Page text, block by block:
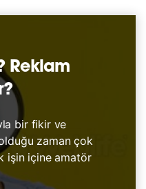
Reklam
bir fikir ve
zaman çok
işin içine amatör